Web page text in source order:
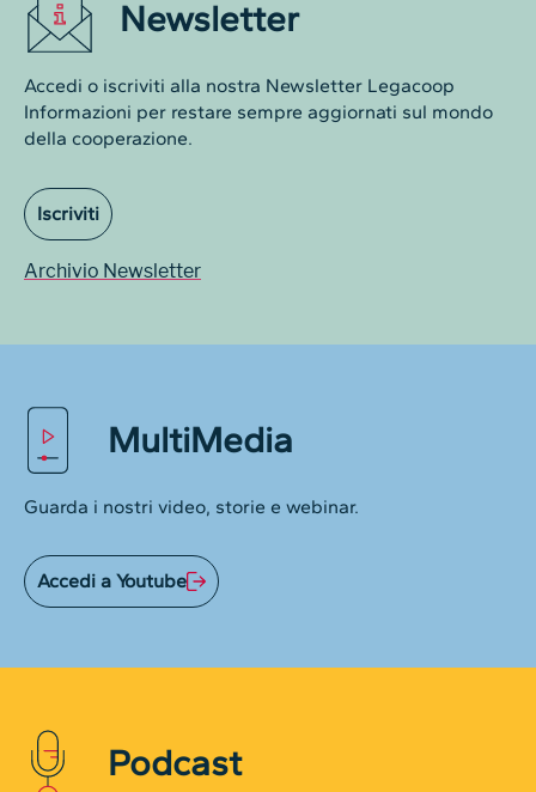
Newsletter
Accedi o iscriviti alla nostra Newsletter Legacoop
Informazioni per restare sempre aggiornati sul mondo
della cooperazione.
Iscriviti
Archivio Newsletter
MultiMedia
Guarda i nostri video, storie e webinar.
Accedi a Youtube
Podcast